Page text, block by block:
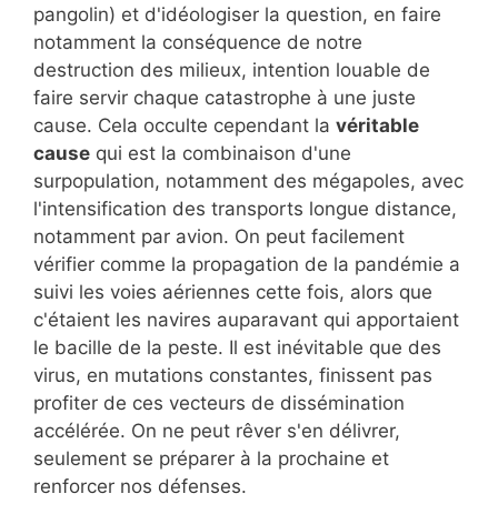
pangolin) et d'idéologiser la question, en faire
notamment la conséquence de notre
destruction des milieux, intention louable de
faire servir chaque catastrophe à une juste
cause. Cela occulte cependant la véritable
cause qui est la combinaison d'une
surpopulation, notamment des mégapoles, avec
l'intensification des transports longue distance,
notamment par avion. On peut facilement
vérifier comme la propagation de la pandémie a
suivi les voies aériennes cette fois, alors que
c'étaient les navires auparavant qui apportaient
le bacille de la peste. Il est inévitable que des
virus, en mutations constantes, finissent pas
profiter de ces vecteurs de dissémination
accélérée. On ne peut rêver s'en délivrer,
seulement se préparer à la prochaine et
renforcer nos défenses.